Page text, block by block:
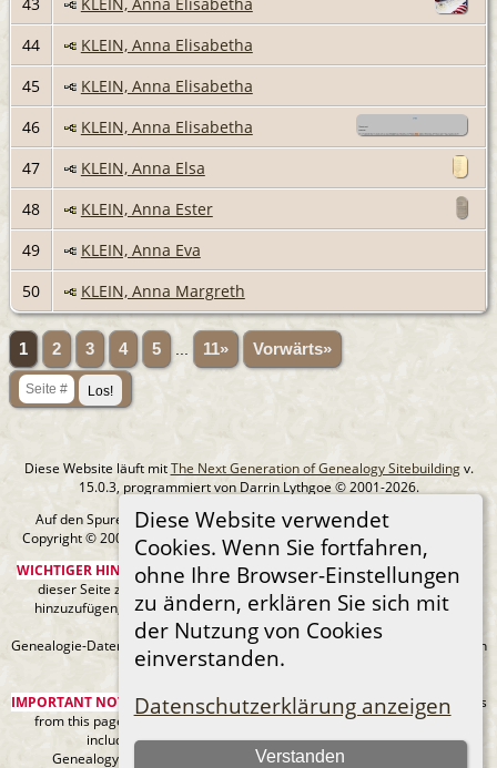
Diese Website verwendet
Cookies. Wenn Sie fortfahren,
ohne Ihre Browser-Einstellungen
zu ändern, erklären Sie sich mit
der Nutzung von Cookies
einverstanden.
Datenschutzerklärung anzeigen
Verstanden
44
KLEIN, Anna Elisabetha
45
KLEIN, Anna Elisabetha
46
KLEIN, Anna Elisabetha
47
KLEIN, Anna Elsa
48
KLEIN, Anna Ester
49
KLEIN, Anna Eva
50
KLEIN, Anna Margreth
1 2 3 4 5 11» Vorwärts»
Diese Website läuft mitThe Next Generation of Genealogy Sitebuildingv.
15.0.3, programmiert von Darrin Lythgoe © 2001-2026.
Auf den Spuren meiner Ahnen - erstellt und betreut vonMichael Klein
Copyright © 2005-2026 Alle Rechte vorbehalten. |
Datenschutzerklärung
WICHTIGER HINWEIS:Sie sind nicht berechtigt, diese Seite oder Bilder von
dieser Seite zu Ancestry.com oder anderen kommerziellen Websites
hinzuzufügen, ohne mein Urheberrecht und einen URL-Link zu meiner
Website anzugeben.
Genealogie-Daten können sich jederzeit ändern, wenn neue Fakten gefunden
werden.
IMPORTANT NOTICE:You are not authorized to add this page or any images
from this page to Ancestry.com or any other commercial sites without
including my copyright and a URL link to my web site.
Genealogy data can always be changing as new facts are found.